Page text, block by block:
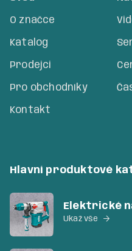
O značce
Katalog
Prodejci
Pro obchodníky
Kontakt
Hlavní produktové
Elektrické
Ukaž vše 